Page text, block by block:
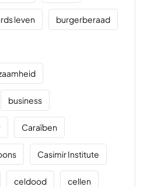
leven burgerberaad
business
Caraïben
Casimir Institute
celdood cellen